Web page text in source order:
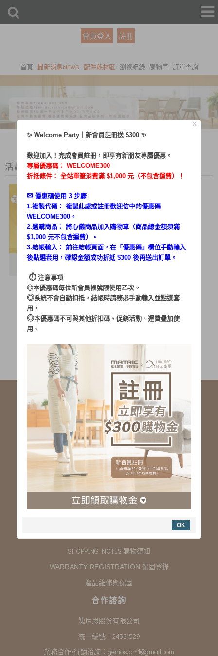
會員登入 註冊
首頁 最新消息NEWS 配件耗材區 瀏覽紀錄 購物車 訂單查詢
活動花絮
活動資訊
社群服務連結
線上客服 LINE 歡迎加入 <LINE ID: @matric.jp>
線上客服 Facebook 歡迎加入
服務專線：03-323-2180
客服信箱 :
genios.service@gmail.com
服務時間：星期一至星期五 上午9:00~下午6:00
例假日休假
SHOPPING NOTES 購物須知
WARRANTY REGISTRATION 保固登錄
產品維修與保固
合作諮詢
婕尼思股份有限公司
統一編號：24531529
業務合作/行銷洽詢： genios.pm1@gmail.com
X
✨ Welcome Party｜新會員註冊送 $300 ✨
歡迎加入！完成會員註冊，即享有新朋友專屬優惠。
專屬優惠碼： WELCOME300
折抵條件： 全站單筆消費滿 $1,000 元（不包含運費）！
✉︎ 優惠碼使用 3 步驟
1.複製代碼： 複製此處或註冊歡迎信中的優惠碼
WELCOME300。
2.選購商品： 將心儀商品加入購物車（商品總金額須滿
$1,000 元不包含運費）。
3.結帳輸入： 前往結帳頁面，在「 優惠碼 」欄位手動輸入
後點選套用，確認金額成功折抵 $300 後再送出訂單。
⏱︎ 注意事項
◎本優惠碼每位新會員帳號限使用乙次。
◎系統不會自動扣抵，結帳時請務必手動輸入並點選套
用。
◎本優惠碼不可與其他折扣碼、促銷活動、運費疊加使
用。
OK